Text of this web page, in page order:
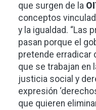
que surgen de la
conceptos
y la igualdad. “Las
pasan porque el
pretende erradicar
que se trabajan en
justicia social y
expresión
que quieren